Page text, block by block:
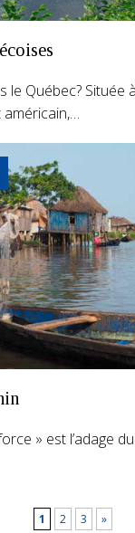
le Québec? Située
américain,…
» est l’adage
1 2 3 »